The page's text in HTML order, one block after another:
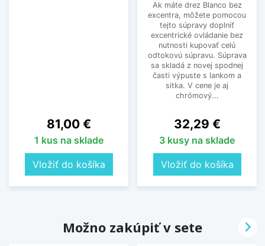
Cena
81,00 €
1 kus na sklade
Vložiť do košíka
Ak máte drez Blanco bez
excentra, môžete pomocou
tejto súpravy doplniť
excentrické ovládanie bez
nutnosti kupovať celú
odtokovú súpravu. Súprava
sa skladá z novej spodnej
časti výpuste s lankom a
sitka. V cene je aj
chrómový...
Cena
32,29 €
3 kusy na sklade
Vložiť do košíka
Možno zakúpiť v sete 